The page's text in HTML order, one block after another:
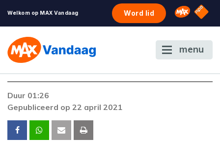
Welkom op MAX Vandaag Word lid Omroep
NPO
menu
Duur 01:26
Gepubliceerd op 22 april 2021